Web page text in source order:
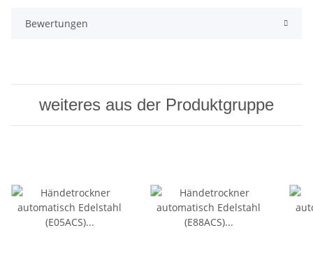
Bewertungen
weiteres aus der Produktgruppe